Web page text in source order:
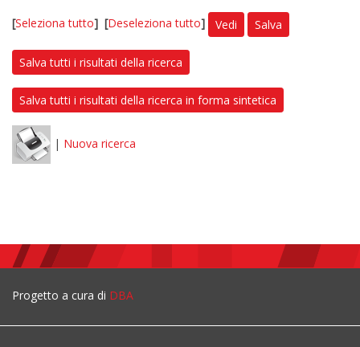
[Seleziona tutto] [Deseleziona tutto] Vedi Salva
Salva tutti i risultati della ricerca
Salva tutti i risultati della ricerca in forma sintetica
| Nuova ricerca
Progetto a cura di DBA